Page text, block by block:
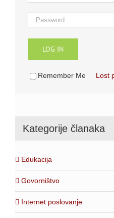
LOG IN
Remember Me Lost
Kategorije članaka
Edukacija
Govorništvo
Internet poslovanje